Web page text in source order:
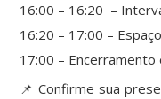
16:00 – 16:20 –
16:20 – 17:00 –
17:00 – Encerramento
📌 Confirme sua